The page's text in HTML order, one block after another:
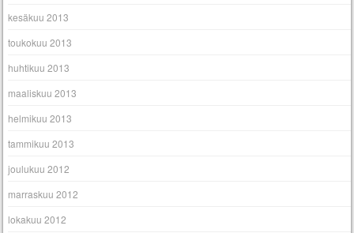
kesäkuu 2013
toukokuu 2013
huhtikuu 2013
maaliskuu 2013
helmikuu 2013
tammikuu 2013
joulukuu 2012
marraskuu 2012
lokakuu 2012